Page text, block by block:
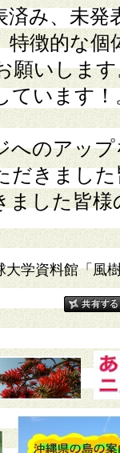
み、未発
特徴的な
願いしま
ています
へのアッ
だきまし
ました皆
大学資料館「風